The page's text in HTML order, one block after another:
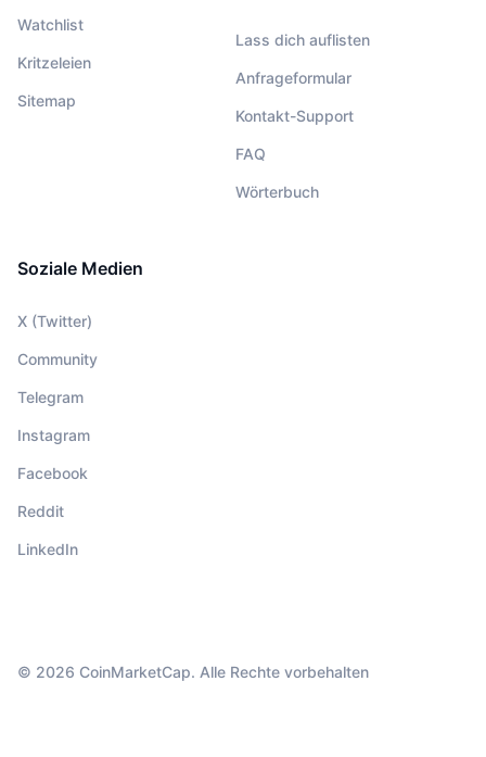
Watchlist
Kritzeleien
Sitemap
Lass dich auflisten
Anfrageformular
Kontakt-Support
FAQ
Wörterbuch
Soziale Medien
X (Twitter)
Community
Telegram
Instagram
Facebook
Reddit
LinkedIn
© 2026 CoinMarketCap. Alle Rechte vorbehalten